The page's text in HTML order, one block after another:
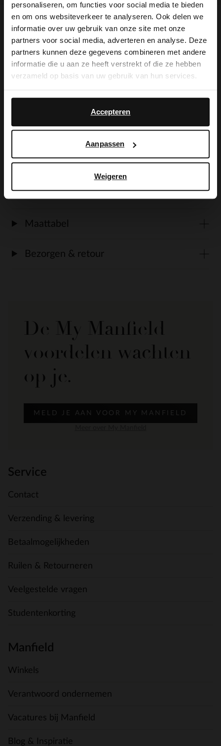
personaliseren, om functies voor social media te bieden
en om ons websiteverkeer te analyseren. Ook delen we
informatie over uw gebruik van onze site met onze
partners voor social media, adverteren en analyse. Deze
partners kunnen deze gegevens combineren met andere
informatie die u aan ze heeft verstrekt of die ze hebben
verzameld op basis van uw gebruik van hun services.
Accepteren
Aanpassen
Weigeren
Omschrijving
Witte leren sneakers met taupe suède
details van Manfield. De sneakers hebben
verzorging en bescherming de Collonil
Alles over dit product
Maattabel
Bezorgen & retour
De My Manfield
voordelen wachten
op je.
MELD JE AAN VOOR MY MANFIELD
Service
Contact
Verzending & levering
Betaalmogelijkheden
Ruilen & Retourneren
Veelgestelde vragen
Studentenkorting
Manfield
Winkels
Verantwoord ondernemen
Vacatures bij Manfield
Blog & Inspiratie
×
View this website in English?
It looks like your language isn't Dutch. Would
you like to switch to English?
English